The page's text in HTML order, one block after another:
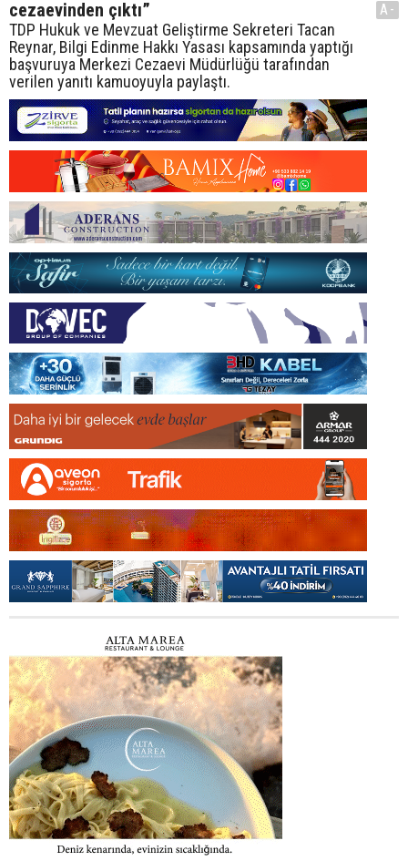
cezaevinden çıktı”
TDP Hukuk ve Mevzuat Geliştirme Sekreteri Tacan
Reynar, Bilgi Edinme Hakkı Yasası kapsamında yaptığı
başvuruya Merkezi Cezaevi Müdürlüğü tarafından
verilen yanıtı kamuoyuyla paylaştı.
A-